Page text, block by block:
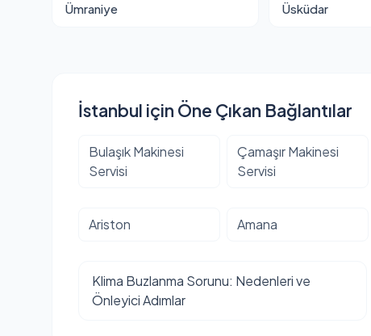
Ümraniye Üsküdar
İstanbul için Öne Çıkan Bağlantılar
Bulaşık Makinesi
Servisi
Çamaşır Makinesi
Servisi
Ariston Amana
Klima Buzlanma Sorunu: Nedenleri ve
Önleyici Adımlar